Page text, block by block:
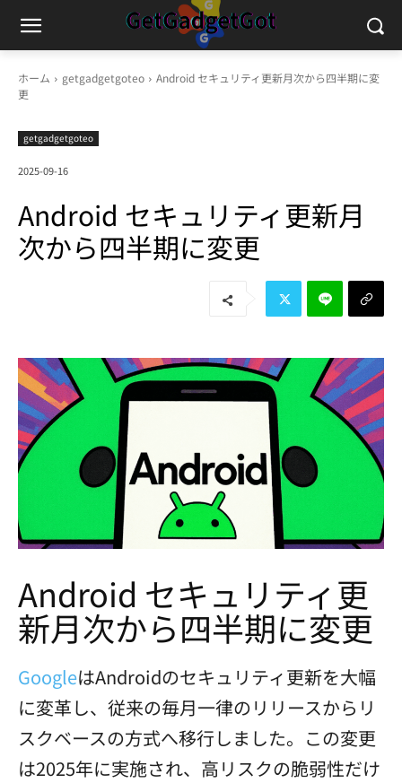
ホーム getgadgetgoteo
Android セキュリティ更新月次から四半期に変
更
getgadgetgoteo
2025-09-16
Android セキュリティ更新月
次から四半期に変更
Android セキュリティ更
新月次から四半期に変更
GoogleはAndroidのセキュリティ更新を大幅
に変革し、従来の毎月一律のリリースからリ
スクベースの方式へ移行しました。この変更
は2025年に実施され、高リスクの脆弱性だけ